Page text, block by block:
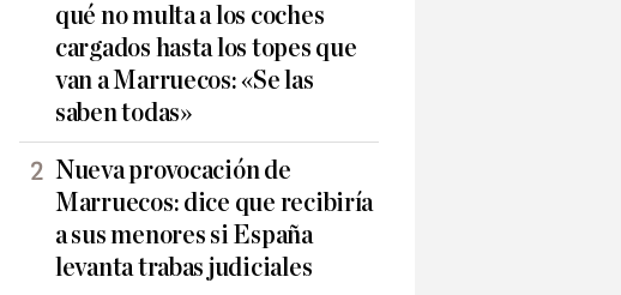
qué no multa a los coches
cargados hasta los topes que
van a Marruecos: «Se las
saben todas»
Nueva provocación de
Marruecos: dice que recibiría
a sus menores si España
levanta trabas judiciales